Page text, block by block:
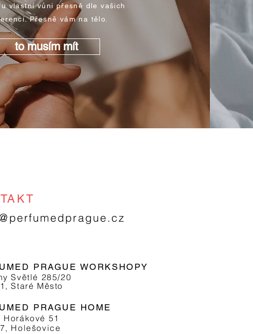
Rychlý náhled
vlastní vůni přesně dle vašich
Přesně vám na tělo.
to musím mít
PRAGUE WORKSHOPY
Světlé 285/20
Staré Město
PRAGUE HOME
Horákové 51
Holešovice